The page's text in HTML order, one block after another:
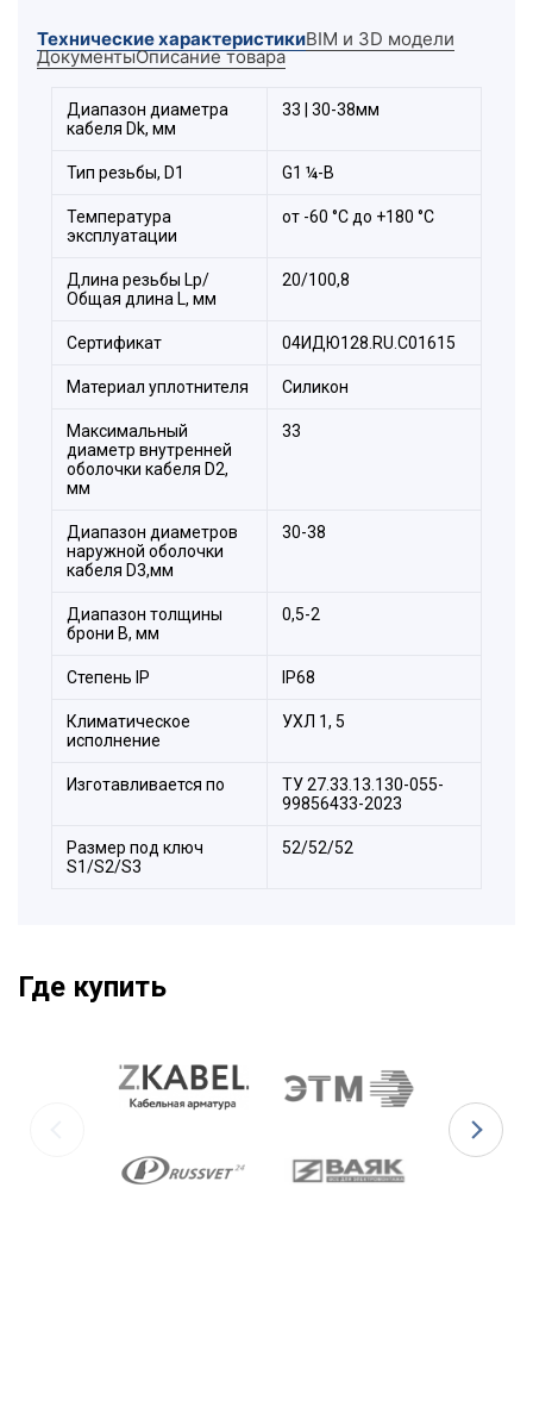
потребуется гайка Г32 и
прокладка фторопластовая ПФ (в комплект
Технические характеристикиBIM и 3D модели
ДокументыОписание товара
Диапазон диаметра
кабеля Dk, мм
33 | 30-38мм
Тип резьбы, D1 G1 ¼-B
Температура
эксплуатации
от -60 °С до +180 °С
Длина резьбы Lp/
Общая длина L, мм
20/100,8
Сертификат 04ИДЮ128.RU.С01615
Материал уплотнителя Силикон
Максимальный
диаметр внутренней
оболочки кабеля D2,
мм
33
Диапазон диаметров
наружной оболочки
кабеля D3,мм
30-38
Диапазон толщины
брони В, мм
0,5-2
Степeнь IP IP68
Климатическое
исполнение
УХЛ 1, 5
Изготавливается по
ТУ 27.33.13.130-055-
99856433-2023
Размер под ключ
S1/S2/S3
52/52/52
Где купить